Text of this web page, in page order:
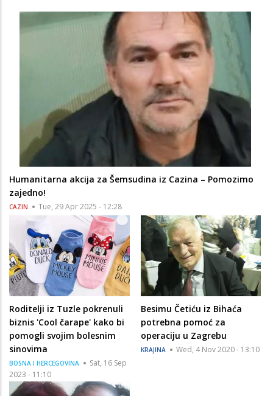
Humanitarna akcija za Šemsudina iz Cazina – Pomozimo
zajedno!
CAZIN Tue, 29 Apr 2025 - 12:28
Roditelji iz Tuzle pokrenuli
biznis 'Cool čarape' kako bi
pomogli svojim bolesnim
sinovima
BOSNA I HERCEGOVINA
Sat, 16 Sep
2023 - 11:10
Besimu Četiću iz Bihaća
potrebna pomoć za
operaciju u Zagrebu
KRAJINA Wed, 4 Nov 2020 - 13:10